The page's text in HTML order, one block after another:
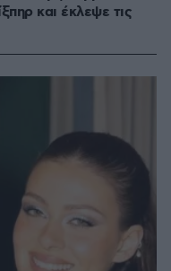
και έκλεψε τις